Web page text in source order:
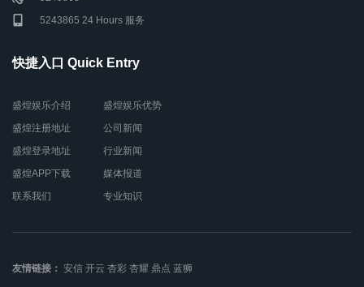
5243865 24 Hours 服务
快捷入口 Quick Entry
盛煌娱乐介绍
盛煌注册地址
盛煌登录地址
盛煌APP下载
联系我们
盛煌娱乐优势
公司新闻
行业新闻
媒体报道
专业知识
友情链接： 安信 开云 杏彩 杏耀 鼎点 蓝狮